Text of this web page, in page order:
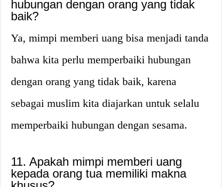
hubungan dengan orang yang tidak
baik?
Ya, mimpi memberi uang bisa menjadi tanda
bahwa kita perlu memperbaiki hubungan
dengan orang yang tidak baik, karena
sebagai muslim kita diajarkan untuk selalu
memperbaiki hubungan dengan sesama.
11. Apakah mimpi memberi uang
kepada orang tua memiliki makna